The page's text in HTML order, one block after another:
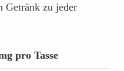
Getränk zu jeder
pro Tasse